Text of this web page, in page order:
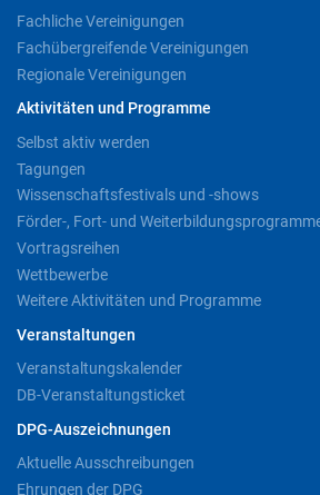
Fachliche Vereinigungen
Fachübergreifende Vereinigungen
Regionale Vereinigungen
Aktivitäten und Programme
Selbst aktiv werden
Tagungen
Wissenschaftsfestivals und -shows
Förder-, Fort- und
Vortragsreihen
Wettbewerbe
Weitere Aktivitäten und Programme
Veranstaltungen
Veranstaltungskalender
DB-Veranstaltungsticket
DPG-Auszeichnungen
Aktuelle Ausschreibungen
Ehrungen der DPG